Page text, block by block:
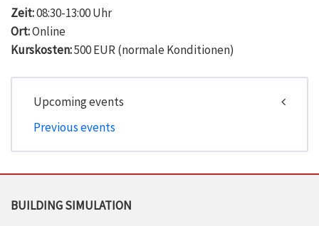
Zeit:08:30-13:00 Uhr
Ort:Online
Kurskosten:500 EUR (normale Konditionen)
Upcoming events
Previous events
BUILDING SIMULATION